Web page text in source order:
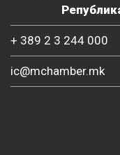
+ 389 2 3 244 000
ic@mchamber.mk